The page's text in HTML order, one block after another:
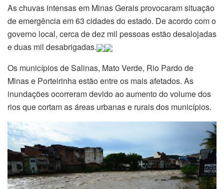
As chuvas intensas em Minas Gerais provocaram situação
de emergência em 63 cidades do estado. De acordo com o
governo local, cerca de dez mil pessoas estão desalojadas
e duas mil desabrigadas.
Os municípios de Salinas, Mato Verde, Rio Pardo de
Minas e Porteirinha estão entre os mais afetados. As
inundações ocorreram devido ao aumento do volume dos
rios que cortam as áreas urbanas e rurais dos municípios.